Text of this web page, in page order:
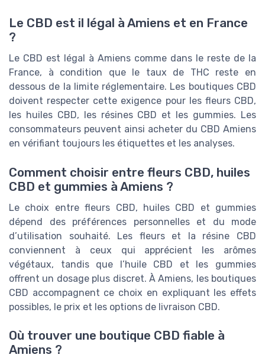
Le CBD est il légal à Amiens et en France
?
Le CBD est légal à Amiens comme dans le reste de la
France, à condition que le taux de THC reste en
dessous de la limite réglementaire. Les boutiques CBD
doivent respecter cette exigence pour les fleurs CBD,
les huiles CBD, les résines CBD et les gummies. Les
consommateurs peuvent ainsi acheter du CBD Amiens
en vérifiant toujours les étiquettes et les analyses.
Comment choisir entre fleurs CBD, huiles
CBD et gummies à Amiens ?
Le choix entre fleurs CBD, huiles CBD et gummies
dépend des préférences personnelles et du mode
d’utilisation souhaité. Les fleurs et la résine CBD
conviennent à ceux qui apprécient les arômes
végétaux, tandis que l’huile CBD et les gummies
offrent un dosage plus discret. À Amiens, les boutiques
CBD accompagnent ce choix en expliquant les effets
possibles, le prix et les options de livraison CBD.
Où trouver une boutique CBD fiable à
Amiens ?